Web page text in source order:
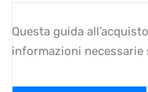
Questa guida
informazioni necessarie